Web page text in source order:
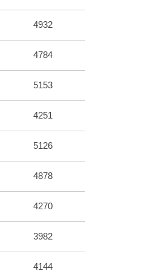
4932
4784
5153
4251
5126
4878
4270
3982
4144